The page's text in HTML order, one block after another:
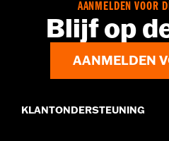
AANMELDEN VOOR
Blijf op
AANMELDEN
KLANTONDERSTEUNING